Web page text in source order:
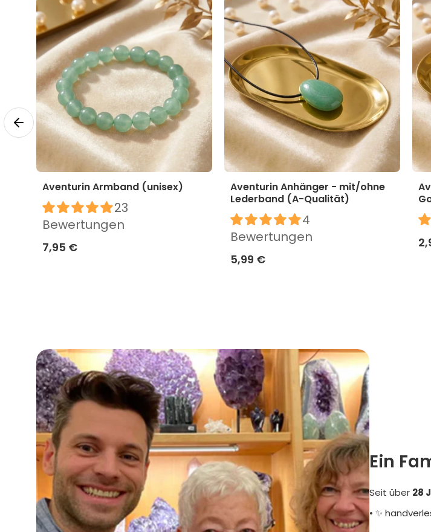
Aventurin Armband (unisex)
23
Bewertungen
7,95 €
Aventurin Anhänger - mit/ohne
Lederband (A-Qualität)
4
Bewertungen
5,99 €
Ein
Seit über 28
• ✨